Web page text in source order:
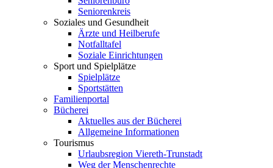
Seniorenkreis
Soziales und Gesundheit
Ärzte und Heilberufe
Notfalltafel
Soziale Einrichtungen
Sport und Spielplätze
Spielplätze
Sportstätten
Familienportal
Bücherei
Aktuelles aus der Bücherei
Allgemeine Informationen
Tourismus
Urlaubsregion Viereth-Trunstadt
Weg der Menschenrechte